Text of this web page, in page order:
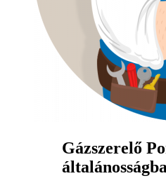
Gázszerelő